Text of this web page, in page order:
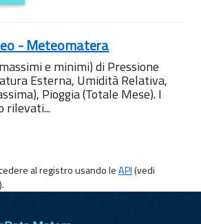
- Meteomatera
e minimi) di Pressione
Esterna, Umidità Relativa,
Pioggia (Totale Mese). I
rilevati...
al registro usando leAPI(vedi
).